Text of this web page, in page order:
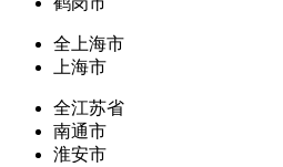
全上海市
上海市
全江苏省
南通市
淮安市